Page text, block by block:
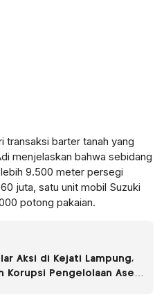
transaksi barter tanah yang
menjelaskan bahwa sebidang
9.500 meter persegi
juta, satu unit mobil Suzuki
potong pakaian.
Aksi di Kejati Lampung,
Korupsi Pengelolaan Aset